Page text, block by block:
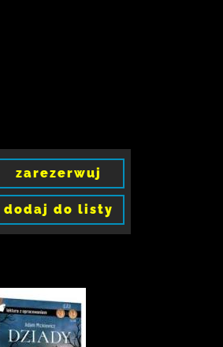
zarezerwuj
dodaj do listy